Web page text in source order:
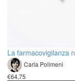
La farmacovigilanza
Carla Polimeni
€64,75